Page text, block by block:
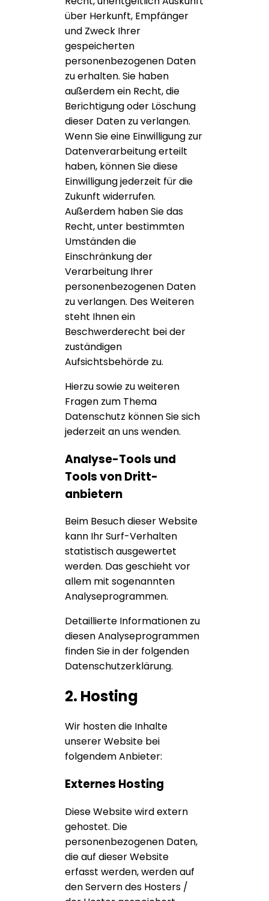
über Herkunft, Empfänger
und Zweck Ihrer
gespeicherten
personenbezogenen Daten
zu erhalten. Sie haben
außerdem ein Recht, die
Berichtigung oder Löschung
dieser Daten zu verlangen.
Wenn Sie eine Einwilligung zur
Datenverarbeitung erteilt
haben, können Sie diese
Einwilligung jederzeit für die
Zukunft widerrufen.
Außerdem haben Sie das
Recht, unter bestimmten
Umständen die
Einschränkung der
Verarbeitung Ihrer
personenbezogenen Daten
zu verlangen. Des Weiteren
steht Ihnen ein
Beschwerderecht bei der
zuständigen
Aufsichtsbehörde zu.
Hierzu sowie zu weiteren
Fragen zum Thema
Datenschutz können Sie sich
jederzeit an uns wenden.
Analyse-Tools und
Tools von Dritt­
anbietern
Beim Besuch dieser Website
kann Ihr Surf-Verhalten
statistisch ausgewertet
werden. Das geschieht vor
allem mit sogenannten
Analyseprogrammen.
Detaillierte Informationen zu
diesen Analyseprogrammen
finden Sie in der folgenden
Datenschutzerklärung.
2. Hosting
Wir hosten die Inhalte
unserer Website bei
folgendem Anbieter:
Externes Hosting
Diese Website wird extern
gehostet. Die
personenbezogenen Daten,
die auf dieser Website
erfasst werden, werden auf
den Servern des Hosters /